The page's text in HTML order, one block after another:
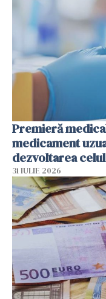
Premieră
medicament
dezvoltarea
31 IULIE 2026